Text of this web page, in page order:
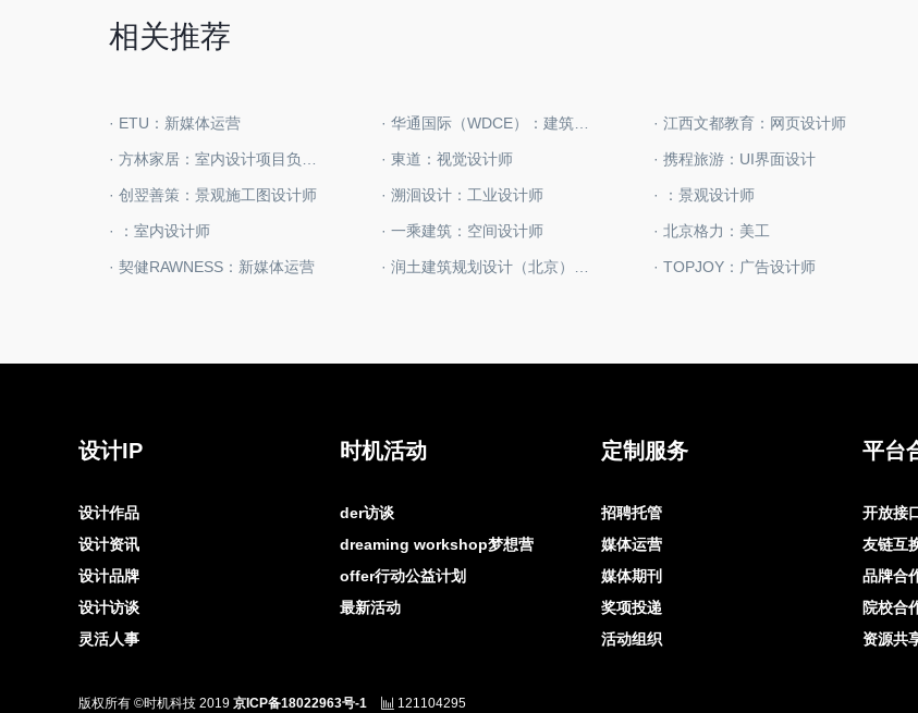
相关推荐
· ETU：新媒体运营 · 江西文都教育：网页设计师
· 東道：视觉设计师 · 携程旅游：UI界面设计
· 创翌善策：景观施工图设计师 · 溯洄设计：工业设计师 · ：景观设计师
· ：室内设计师 · 一乘建筑：空间设计师 · 北京格力：美工
· 契健RAWNESS：新媒体运营 · TOPJOY：广告设计师
设计IP
设计作品
设计资讯
设计品牌
设计访谈
灵活人事
时机活动
der访谈
dreaming workshop梦想营
offer行动公益计划
最新活动
定制服务
招聘托管
媒体运营
媒体期刊
奖项投递
活动组织
平台
开放接
友链互
品牌合
院校合
资源共
版权所有 ©时机科技 2019 京ICP备18022963号-1 121104295